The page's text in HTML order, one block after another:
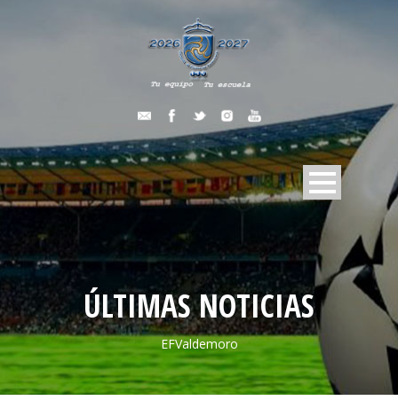
ÚLTIMAS NOTICIAS
EFValdemoro